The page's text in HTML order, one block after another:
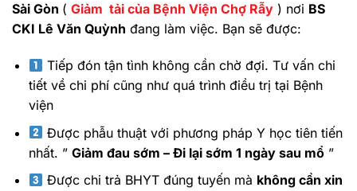
Sài Gòn ( Giảm tải của Bệnh Viện Chợ Rẫy ) nơi BS
CKI Lê Văn Quỳnh đang làm việc. Bạn sẽ được:
Tiếp đón tận tình không cần chờ đợi. Tư vấn chi
tiết về chi phí cũng như quá trình điều trị tại Bệnh
viện
Được phẫu thuật với phương pháp Y học tiên tiến
nhất. ” Giảm đau sớm – Đi lại sớm 1 ngày sau mổ”
Được chi trả BHYT đúng tuyến mà không cần xin